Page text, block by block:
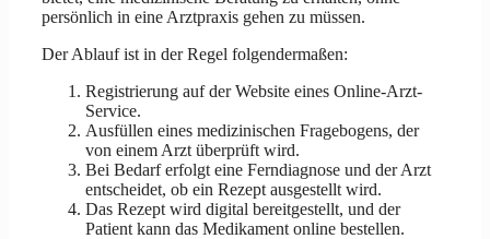
persönlich in eine Arztpraxis gehen zu müssen.
Der Ablauf ist in der Regel folgendermaßen:
Registrierung auf der Website eines Online-Arzt-
Service.
Ausfüllen eines medizinischen Fragebogens, der
von einem Arzt überprüft wird.
Bei Bedarf erfolgt eine Ferndiagnose und der Arzt
entscheidet, ob ein Rezept ausgestellt wird.
Das Rezept wird digital bereitgestellt, und der
Patient kann das Medikament online bestellen.